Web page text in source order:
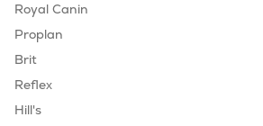
Royal Canin
Proplan
Brit
Reflex
Hill's